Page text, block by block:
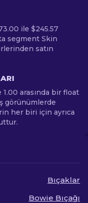
ile $245.57
segment Skin
satın
arasında bir float
görünümlerde
her biri için ayrıca
Bıçaklar
Bowie Bıçağı